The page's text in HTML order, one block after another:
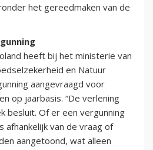
het gereedmaken van de
heeft bij het ministerie van
en Natuur
aangevraagd voor
op jaarbasis. “De verlening
besluit. Of er een vergunning
afhankelijk van de vraag of
aangetoond, wat alleen